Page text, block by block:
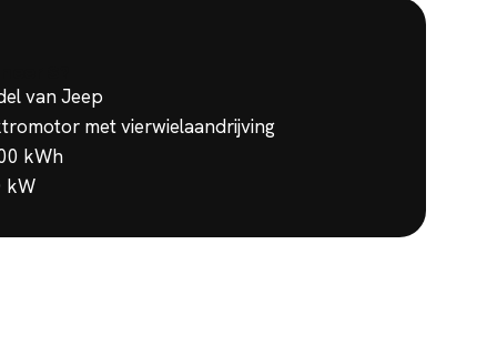
van Jeep
met vierwielaandrijving
kWh
kW